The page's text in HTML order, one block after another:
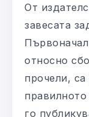
От
завесата
относно
прочели,
го